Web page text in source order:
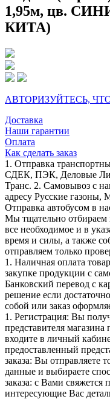
1,95м, цв.
КИТА)
АВТОРИЗУЙТЕСЬ,
Доставка
Наши гарантии
Оплата
Как сделать заказ
1. Отправка
СДЕК, ПЭК, Деловые
Транс. 2. Самовывоз с
адресу Русские газоны,
Отправка автобусом в
Мы тщательно отбираем
все необходимое и в
время и силы, а также
отправляем только
1. Наличная оплата
закупке продукции с
Банковский перевод с
решение если
собой или заказ
1. Регистрация: Вы
представителя
входите в личный
предоставленный
заказа: Вы отправляете
данные и выбираете
заказа: с Вами свяжется
интересующие Вас